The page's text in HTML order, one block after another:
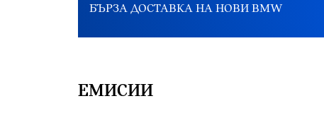
БЪРЗА ДОСТАВКА НА НОВИ BMW
EМИСИИ